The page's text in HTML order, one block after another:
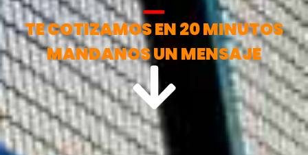
TE COTIZAMOS EN 20 MINUTOS
MANDANOS UN MENSAJE